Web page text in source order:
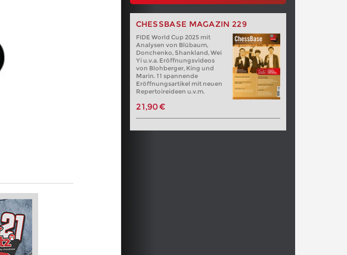
CHESSBASE MAGAZIN 229
FIDE World Cup 2025 mit
Analysen von Blübaum,
Donchenko, Shankland, Wei
Yi u.v.a. Eröffnungsvideos
von Blohberger, King und
Marin. 11 spannende
Eröffnungsartikel mit neuen
Repertoireideen u.v.m.
21,90 €